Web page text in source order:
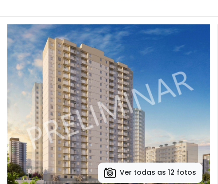
Ver todas as 12 fotos